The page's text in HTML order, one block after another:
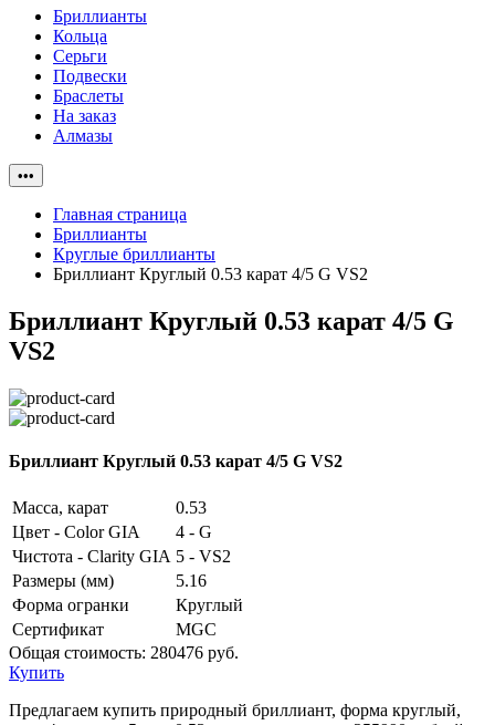
Бриллианты
Кольца
Серьги
Подвески
Браслеты
На заказ
Алмазы
•••
Главная страница
Бриллианты
Круглые бриллианты
Бриллиант Круглый 0.53 карат 4/5 G VS2
Бриллиант Круглый 0.53 карат 4/5 G
VS2
Бриллиант Круглый 0.53 карат 4/5 G VS2
Масса, карат
0.53
Цвет - Color GIA
4 - G
Чистота - Clarity GIA 5 - VS2
Размеры (мм)
5.16
Форма огранки
Круглый
Сертификат
MGC
Общая стоимость: 280476 руб.
Купить
Предлагаем купить природный бриллиант, форма круглый,